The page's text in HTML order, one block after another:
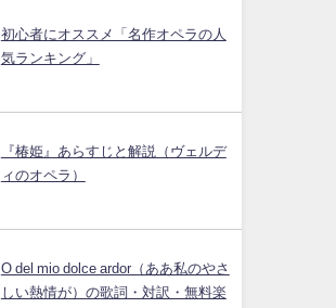
初心者にオススメ「名作オペラの人
気ランキング」
『椿姫』あらすじと解説（ヴェルデ
ィのオペラ）
O del mio dolce ardor（ああ私のやさ
しい熱情が）の歌詞・対訳・無料楽